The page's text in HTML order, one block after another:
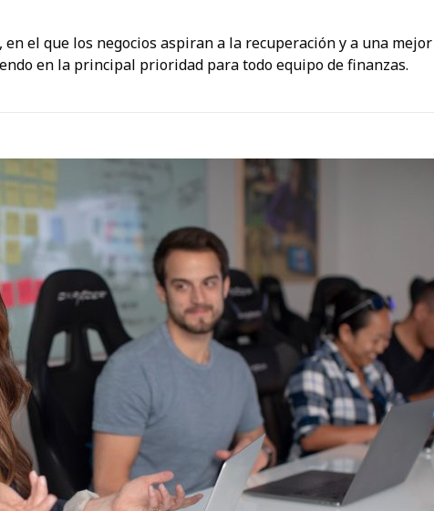
el que los negocios aspiran a la recuperación y a una
en la principal prioridad para todo equipo de finanzas.